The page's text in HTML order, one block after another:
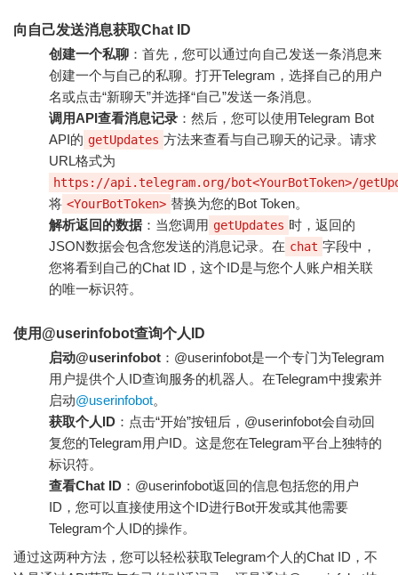
向自己发送消息获取Chat ID
创建一个私聊 ：首先，您可以通过向自己发送一条消息来
创建一个与自己的私聊。打开Telegram，选择自己的用户
名或点击“新聊天”并选择“自己”发送一条消息。
调用API查看消息记录 ：然后，您可以使用Telegram Bot
API的 getUpdates 方法来查看与自己聊天的记录。请求
URL格式为
https://api.telegram.org/bot<YourBotToken>/
将 <YourBotToken> 替换为您的Bot Token。
解析返回的数据 ：当您调用 getUpdates 时，返回的
JSON数据会包含您发送的消息记录。在 chat 字段中，
您将看到自己的Chat ID，这个ID是与您个人账户相关联
的唯一标识符。
使用@userinfobot查询个人ID
启动@userinfobot ：@userinfobot是一个专门为Telegram
用户提供个人ID查询服务的机器人。在Telegram中搜索并
启动@userinfobot。
获取个人ID ：点击“开始”按钮后，@userinfobot会自动回
复您的Telegram用户ID。这是您在Telegram平台上独特的
标识符。
查看Chat ID ：@userinfobot返回的信息包括您的用户
ID，您可以直接使用这个ID进行Bot开发或其他需要
Telegram个人ID的操作。
通过这两种方法，您可以轻松获取Telegram个人的Chat ID，不